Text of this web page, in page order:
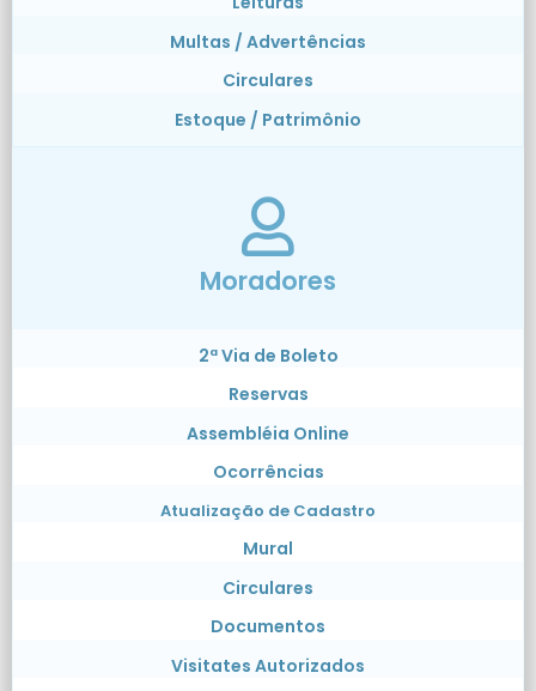
Multas / Advertências
Circulares
Estoque / Patrimônio
Moradores
2ª Via de Boleto
Reservas
Assembléia Online
Ocorrências
Atualização de Cadastro
Mural
Circulares
Documentos
Visitates Autorizados